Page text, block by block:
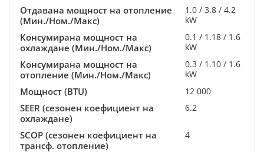
Отдавана мощност на отопление
(Мин./Ном./Макс)
1.0 / 3.8 / 4.2
kW
Консумирана мощност на
охлаждане (Мин./Ном./Макс)
0.1 / 1.18 / 1.6
kW
Консумирана мощност на
отопление (Мин./Ном./Макс)
0.3 / 1.10 / 1.6
kW
Мощност (BTU) 12 000
SEER (сезонен коефициент на
охлаждане)
6.2
SCOP (сезонен коефициент на
трансф. отопление)
4